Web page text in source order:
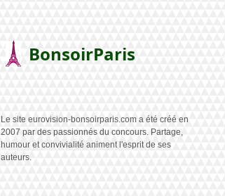
BonsoirParis
Le site eurovision-bonsoirparis.com a été créé en
2007 par des passionnés du concours. Partage,
humour et convivialité animent l'esprit de ses
auteurs.